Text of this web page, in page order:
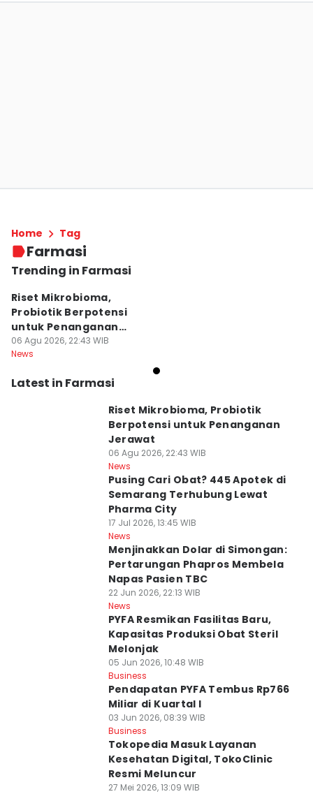
Home Tag
Farmasi
Trending in Farmasi
Riset Mikrobioma,
Probiotik Berpotensi
untuk Penanganan
Jerawat
06 Agu 2026, 22:43 WIB
News
Latest in Farmasi
Riset Mikrobioma, Probiotik
Berpotensi untuk Penanganan
Jerawat
06 Agu 2026, 22:43 WIB
News
Pusing Cari Obat? 445 Apotek di
Semarang Terhubung Lewat
Pharma City
17 Jul 2026, 13:45 WIB
News
Menjinakkan Dolar di Simongan:
Pertarungan Phapros Membela
Napas Pasien TBC
22 Jun 2026, 22:13 WIB
News
PYFA Resmikan Fasilitas Baru,
Kapasitas Produksi Obat Steril
Melonjak
05 Jun 2026, 10:48 WIB
Business
Pendapatan PYFA Tembus Rp766
Miliar di Kuartal I
03 Jun 2026, 08:39 WIB
Business
Tokopedia Masuk Layanan
Kesehatan Digital, TokoClinic
Resmi Meluncur
27 Mei 2026, 13:09 WIB